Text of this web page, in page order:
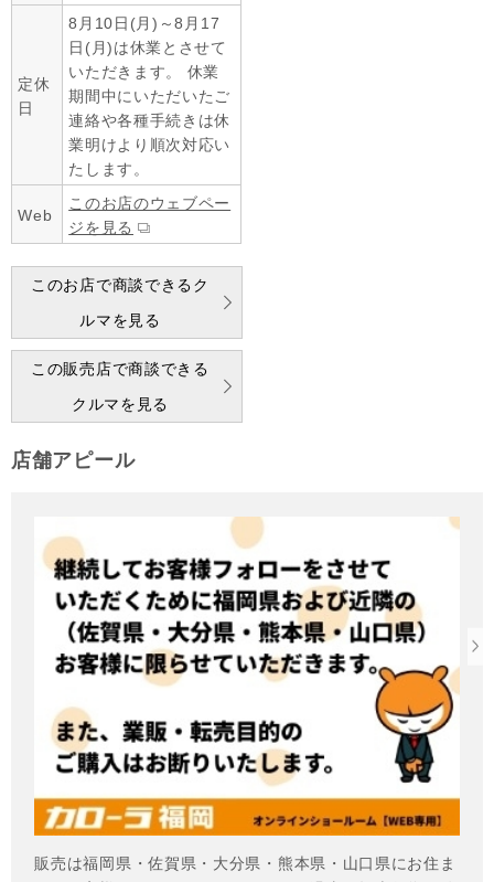
定休
日
8月10日(月)～8月17
日(月)は休業とさせて
いただきます。 休業
期間中にいただいたご
連絡や各種手続きは休
業明けより順次対応い
たします。
Web
このお店のウェブペー
ジを見る
このお店で商談できるク
ルマを見る
この販売店で商談できる
クルマを見る
店舗アピール